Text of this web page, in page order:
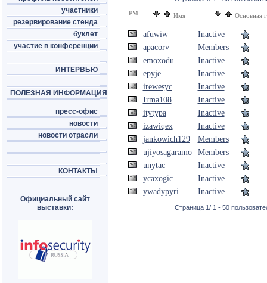
участники
резервирование стенда
буклет
участие в конференции
ИНТЕРВЬЮ
ПОЛЕЗНАЯ ИНФОРМАЦИЯ
пресс-офис
новости
новости отрасли
КОНТАКТЫ
Официальный сайт
выставки:
PM
Имя Основная
afuwiw
Inactive
apacorv
Members
emoxodu
Inactive
epyje
Inactive
irewesyc
Inactive
Irma108
Inactive
itytypa
Inactive
izawiqex
Inactive
jankowich129
Members
ujiyosagaramo
Members
unytac
Inactive
ycaxogic
Inactive
ywadypyri
Inactive
Страница 1/ 1 - 50